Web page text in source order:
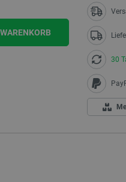
30